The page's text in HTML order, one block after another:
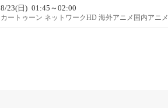
8/23(日) 01:45～02:00
カートゥーン ネットワークHD 海外アニメ国内アニメ